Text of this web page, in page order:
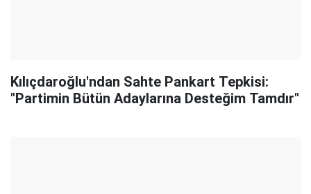
Kılıçdaroğlu'ndan Sahte Pankart Tepkisi:
"Partimin Bütün Adaylarına Desteğim Tamdır"